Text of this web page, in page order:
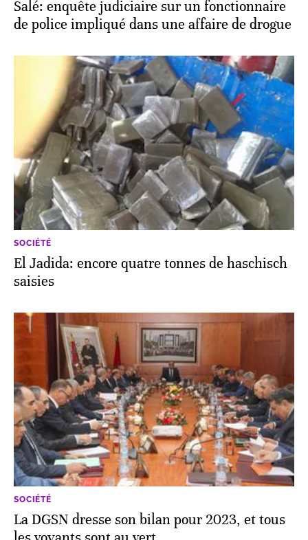
Salé: enquête judiciaire sur un fonctionnaire
de police impliqué dans une affaire de drogue
SOCIÉTÉ
El Jadida: encore quatre tonnes de haschisch
saisies
SOCIÉTÉ
La DGSN dresse son bilan pour 2023, et tous